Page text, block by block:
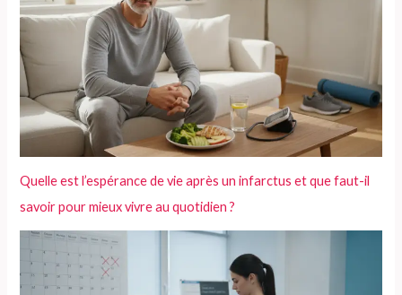
Quelle est l’espérance de vie après un infarctus et que faut-il
savoir pour mieux vivre au quotidien ?